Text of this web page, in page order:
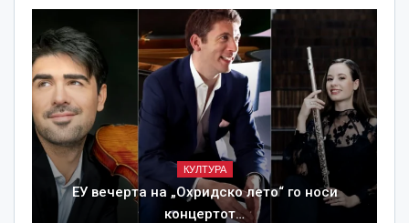
КУЛТУРА
ЕУ вечерта на „Охридско лето“ го носи
концертот…